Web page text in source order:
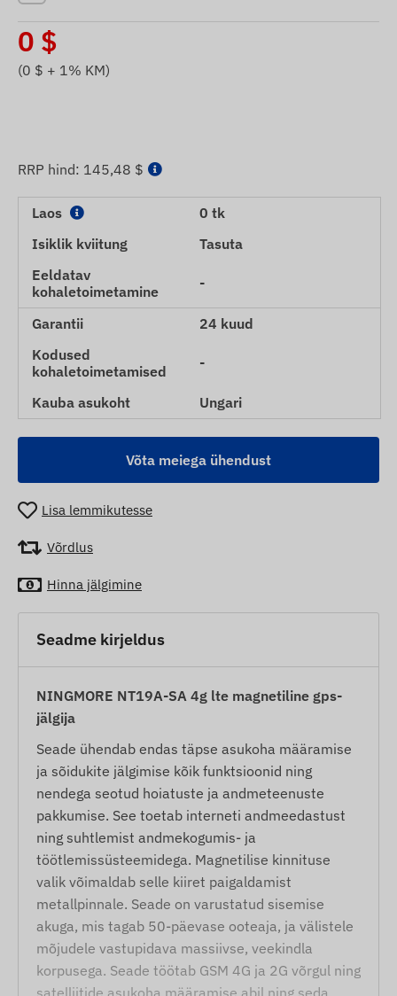
0 $
(0 $ + 1% KM)
RRP hind: 145,48 $
Laos
0 tk
Isiklik kviitung
Tasuta
Eeldatav
kohaletoimetamine
-
Garantii
24 kuud
Kodused
kohaletoimetamised
-
Kauba asukoht Ungari
Võta meiega ühendust
Lisa lemmikutesse
Võrdlus
Hinna jälgimine
Seadme kirjeldus
NINGMORE NT19A-SA 4g lte magnetiline gps-
jälgija
Seade ühendab endas täpse asukoha määramise
ja sõidukite jälgimise kõik funktsioonid ning
nendega seotud hoiatuste ja andmeteenuste
pakkumise. See toetab interneti andmeedastust
ning suhtlemist andmekogumis- ja
töötlemissüsteemidega. Magnetilise kinnituse
valik võimaldab selle kiiret paigaldamist
metallpinnale. Seade on varustatud sisemise
akuga, mis tagab 50-päevase ooteaja, ja välistele
mõjudele vastupidava massiivse, veekindla
korpusega. Seade töötab GSM 4G ja 2G võrgul ning
satelliitide asukoha määramise abil ning seda